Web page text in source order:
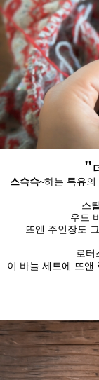
"
스슥슥~하는 특유의
스
우드
뜨앤 주인장도
로터
이 바늘 세트에 뜨앤